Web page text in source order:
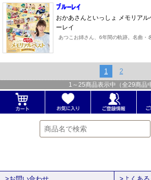
おかあさんといっしょ メモリア
ーレイ
あつこお姉さん、6年間の軌跡。名曲・
1 2
1 ～ 25商品表示中（全29商品